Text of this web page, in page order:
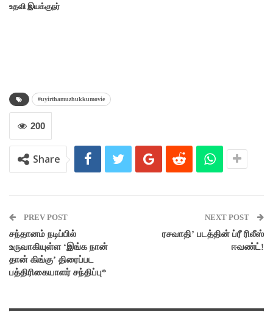
உதவி இயக்குநர்
#uyirthamuzhukkumovie
200
Share
PREV POST
சந்தானம் நடிப்பில்
உருவாகியுள்ள ‘இங்க நான்
தான் கிங்கு’ திரைப்பட
பத்திரிகையாளர் சந்திப்பு*
NEXT POST
ரசவாதி’ படத்தின் ப்ரீ ரிலீஸ்
ஈவண்ட்!